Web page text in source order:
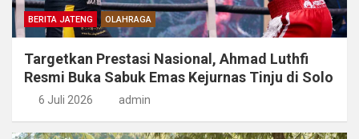
BERITA JATENG OLAHRAGA
Targetkan Prestasi Nasional, Ahmad Luthfi
Resmi Buka Sabuk Emas Kejurnas Tinju di Solo
6 Juli 2026 admin